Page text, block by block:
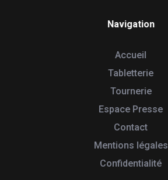
Navigation
Accueil
Tabletterie
Tournerie
Espace Presse
Contact
Mentions légales
Confidentialité